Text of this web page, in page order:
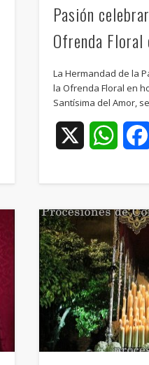
Pasión
Ofrenda Floral
La Hermandad de la
la Ofrenda Floral en
Santísima del Amor,